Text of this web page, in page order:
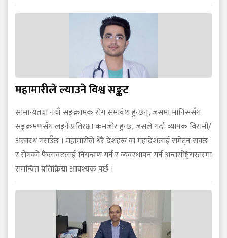
महामारीले ल्याउने विश्व सङ्कट
सामान्यतया नयाँ सङ्क्रामक रोग समावेश हुन्छन्, जसमा मानिससँग
सङ्क्रमणसँग लड्ने प्रतिरक्षा कमजोर हुन्छ, जसले गर्दा व्यापक बिरामी/
अस्वस्थ गराउँछ । महामारीले धेरै देशहरू वा महादेशलाई समेट्न सक्छ
र रोगको फैलावटलाई नियन्त्रण गर्न र व्यवस्थापन गर्न अन्तर्राष्ट्रियस्तरमा
समन्वित प्रतिक्रिया आवश्यक पर्छ ।